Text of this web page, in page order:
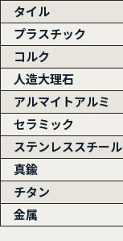
タイル
プラスチック
コルク
人造大理石
アルマイトアルミ
セラミック
ステンレススチール
真鍮
チタン
金属